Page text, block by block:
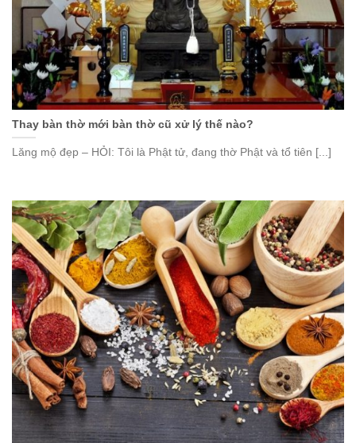
Thay bàn thờ mới bàn thờ cũ xử lý thế nào?
Lăng mộ đẹp – HỎI: Tôi là Phật tử, đang thờ Phật và tổ tiên [...]